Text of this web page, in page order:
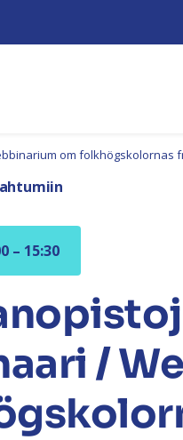
om folkhögskolornas
– 15:30
/